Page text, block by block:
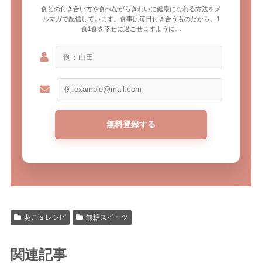
食との付き合い方や食べながらきれいに健康になれる方法をメ
ルマガで配信しています。食事は毎日付き合うものだから、1
食1食を幸せに過ごせますように…
あこ’s レシピ 無糖スイーツ
関連記事